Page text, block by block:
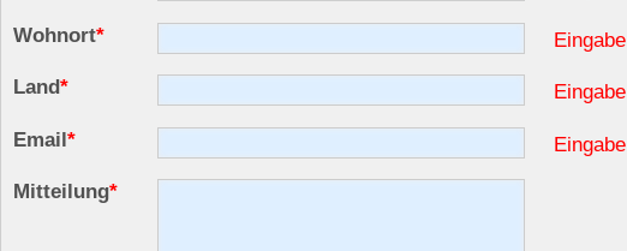
Wohnort*
Land*
Email*
Mitteilung*